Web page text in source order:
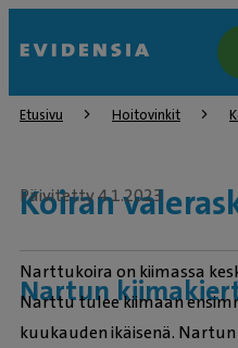
Etusivu Hoitovinkit
Koiran
Päivitetty 4.1.2023
Nartun
Narttukoira on kiimassa
Narttu tulee kiimaan
kuukauden ikäisenä.